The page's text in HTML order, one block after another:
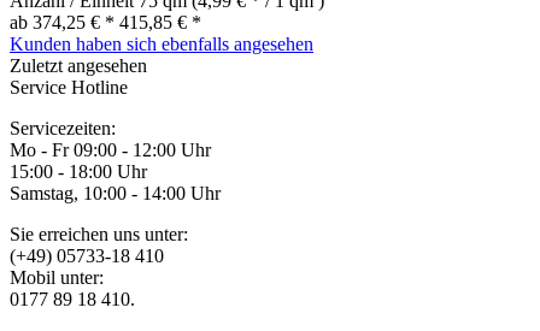
ab 374,25 € * 415,85 € *
Kunden haben sich ebenfalls angesehen
Zuletzt angesehen
Service Hotline
Servicezeiten:
Mo - Fr 09:00 - 12:00 Uhr
15:00 - 18:00 Uhr
Samstag, 10:00 - 14:00 Uhr
Sie erreichen uns unter:
(+49) 05733-18 410
Mobil unter:
0177 89 18 410.